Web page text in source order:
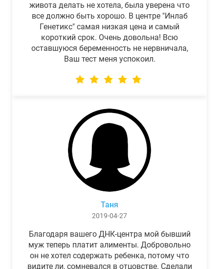
живота делать не хотела, была уверена что
все должно быть хорошо. В центре "Инлаб
Генетикс" самая низкая цена и самый
короткий срок. Очень довольна! Всю
оставшуюся беременность не нервничала,
Ваш тест меня успокоил.
Таня
2019-04-27
Благодаря вашего ДНК-центра мой бывший
муж теперь платит алименты. Добровольно
он не хотел содержать ребенка, потому что
видите ли, сомневался в отцовстве. Сделали